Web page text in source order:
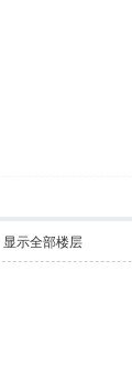
显示全部楼层